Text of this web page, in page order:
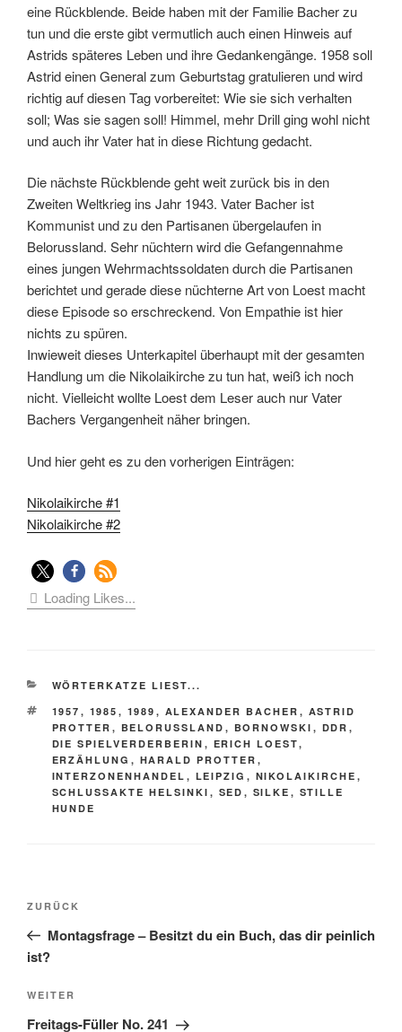
eine Rückblende. Beide haben mit der Familie Bacher zu
tun und die erste gibt vermutlich auch einen Hinweis auf
Astrids späteres Leben und ihre Gedankengänge. 1958 soll
Astrid einen General zum Geburtstag gratulieren und wird
richtig auf diesen Tag vorbereitet: Wie sie sich verhalten
soll; Was sie sagen soll! Himmel, mehr Drill ging wohl nicht
und auch ihr Vater hat in diese Richtung gedacht.
Die nächste Rückblende geht weit zurück bis in den
Zweiten Weltkrieg ins Jahr 1943. Vater Bacher ist
Kommunist und zu den Partisanen übergelaufen in
Belorussland. Sehr nüchtern wird die Gefangennahme
eines jungen Wehrmachtssoldaten durch die Partisanen
berichtet und gerade diese nüchterne Art von Loest macht
diese Episode so erschreckend. Von Empathie ist hier
nichts zu spüren.
Inwieweit dieses Unterkapitel überhaupt mit der gesamten
Handlung um die Nikolaikirche zu tun hat, weiß ich noch
nicht. Vielleicht wollte Loest dem Leser auch nur Vater
Bachers Vergangenheit näher bringen.
Und hier geht es zu den vorherigen Einträgen:
Nikolaikirche #1
Nikolaikirche #2
Loading Likes...
KATEGORIEN
WÖRTERKATZE LIEST...
SCHLAGWÖRTER
1957 , 1985 , 1989 , ALEXANDER BACHER , ASTRID
PROTTER , BELORUSSLAND , BORNOWSKI , DDR ,
DIE SPIELVERDERBERIN , ERICH LOEST,
ERZÄHLUNG , HARALD PROTTER ,
INTERZONENHANDEL , LEIPZIG , NIKOLAIKIRCHE ,
SCHLUSSAKTE HELSINKI , SED , SILKE , STILLE
HUNDE
Beitragsnavigation
Vorheriger
Beitrag
ZURÜCK
Montagsfrage – Besitzt du ein Buch, das dir peinlich
ist?
Nächster
Beitrag
WEITER
Freitags-Füller No. 241